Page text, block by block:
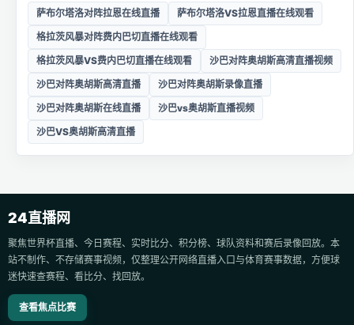
萨布尔塔洛对阵拉恩在线直播
萨布尔塔洛VS拉恩直播在线观看
格拉茨风暴对阵费内巴切直播在线观看
格拉茨风暴VS费内巴切直播在线观看
沙巴对阵奥胡斯高清直播视频
沙巴对阵奥胡斯高清直播
沙巴对阵奥胡斯录像直播
沙巴对阵奥胡斯在线直播
沙巴vs奥胡斯直播视频
沙巴VS奥胡斯高清直播
24直播网
聚焦世界杯直播、今日赛程、实时比分、积分榜、球队资料和赛后录像回放。本
站不制作、不存储赛事视频，仅整理公开网络直播入口与体育赛事数据，方便球
迷快速查赛程、看比分、找回放。
查看焦点比赛